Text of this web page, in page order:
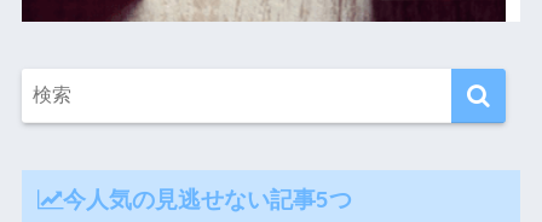
今人気の見逃せない記事5つ